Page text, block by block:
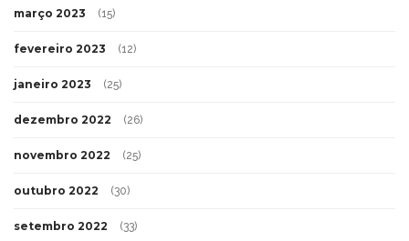
março 2023 (15)
fevereiro 2023 (12)
janeiro 2023 (25)
dezembro 2022 (26)
novembro 2022 (25)
outubro 2022 (30)
setembro 2022 (33)